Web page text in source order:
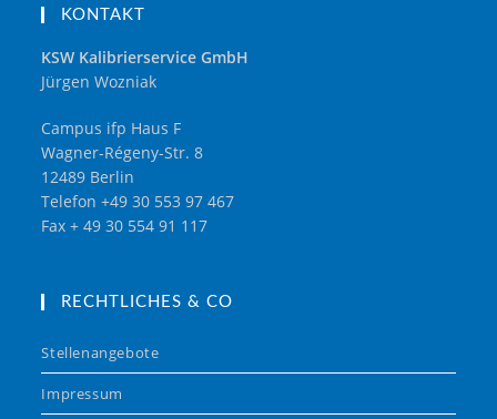
KONTAKT
KSW Kalibrierservice GmbH
Jürgen Wozniak
Campus ifp Haus F
Wagner-Régeny-Str. 8
12489 Berlin
Telefon +49 30 553 97 467
Fax + 49 30 554 91 117
RECHTLICHES & CO
Stellenangebote
Impressum